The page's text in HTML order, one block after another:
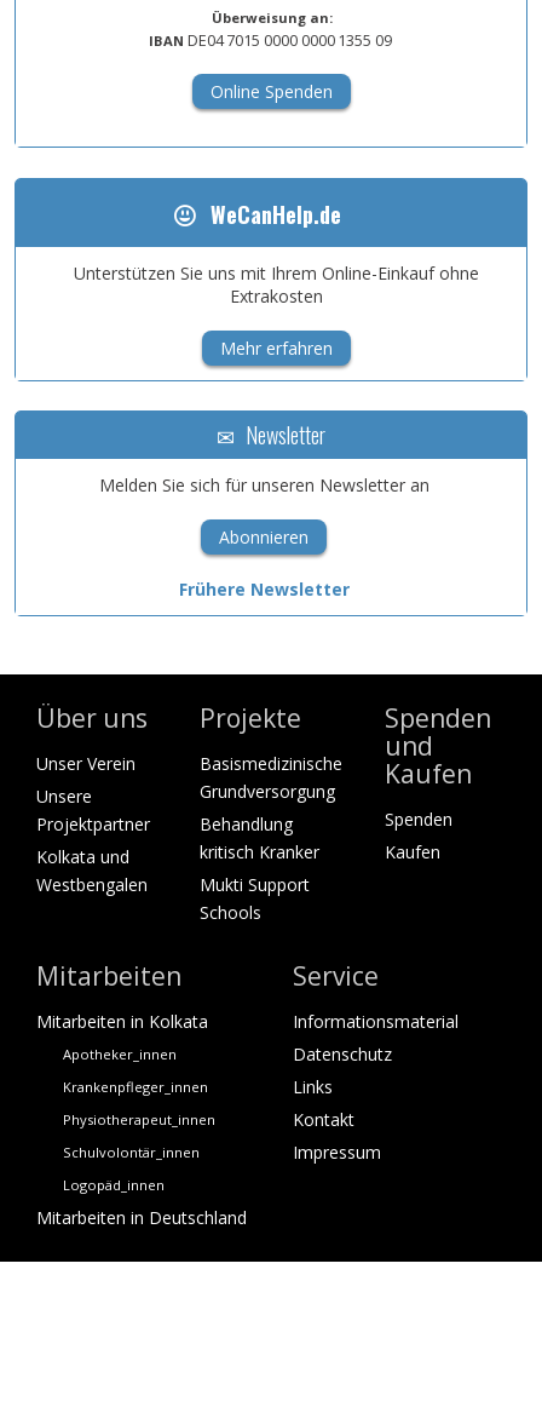
Überweisung an:
IBAN DE047015 0000 0000 1355 09
Online Spenden
WeCanHelp.de
Unterstützen Sie uns mit Ihrem Online-Einkauf ohne
Extrakosten
Mehr erfahren
Newsletter
Melden Sie sich für unseren Newsletter an
Abonnieren
Frühere Newsletter
Über uns
Unser Verein
Unsere
Projektpartner
Kolkata und
Westbengalen
Projekte
Basismedizinische
Grundversorgung
Behandlung
kritisch Kranker
Mukti Support
Schools
Spenden
und
Kaufen
Spenden
Kaufen
Mitarbeiten
Mitarbeiten in Kolkata
Apotheker_innen
Krankenpfleger_innen
Physiotherapeut_innen
Schulvolontär_innen
Logopäd_innen
Mitarbeiten in Deutschland
Service
Informationsmaterial
Datenschutz
Links
Kontakt
Impressum